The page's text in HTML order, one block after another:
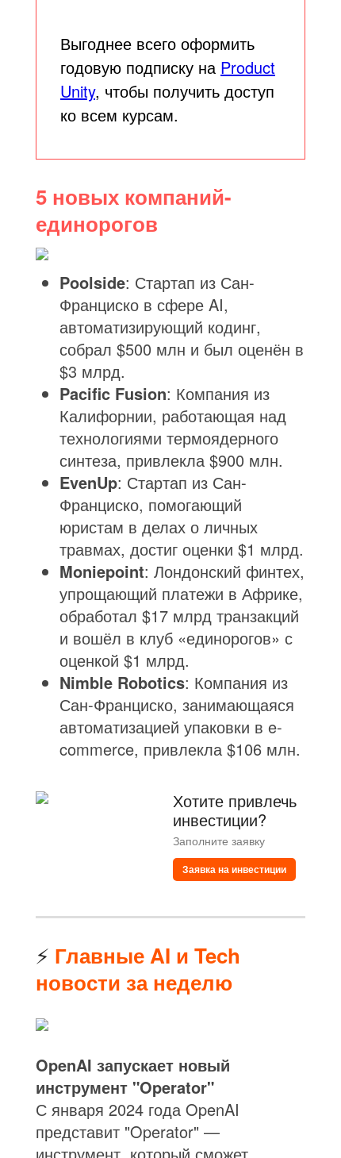
Выгоднее всего оформить
годовую подписку на Product
Unity, чтобы получить доступ
ко всем курсам.
5 новых компаний-
единорогов
Poolside: Стартап из Сан-
Франциско в сфере AI,
автоматизирующий кодинг,
собрал $500 млн и был оценён в
$3 млрд.
Pacific Fusion: Компания из
Калифорнии, работающая над
технологиями термоядерного
синтеза, привлекла $900 млн.
EvenUp: Стартап из Сан-
Франциско, помогающий
юристам в делах о личных
травмах, достиг оценки $1 млрд.
Moniepoint: Лондонский финтех,
упрощающий платежи в Африке,
обработал $17 млрд транзакций
и вошёл в клуб «единорогов» с
оценкой $1 млрд.
Nimble Robotics: Компания из
Сан-Франциско, занимающаяся
автоматизацией упаковки в e-
commerce, привлекла $106 млн.
Хотите привлечь
инвестиции?
Заполните заявку
Заявка на инвестиции
⚡ Главные AI и Tech
новости за неделю
OpenAI запускает новый
инструмент "Operator"
С января 2024 года OpenAI
представит "Operator" —